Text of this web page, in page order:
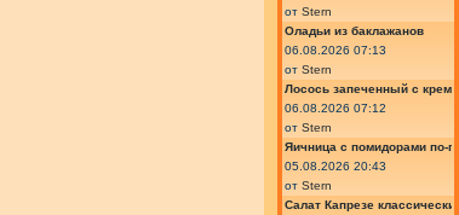
от Stern
Оладьи из баклажанов
06.08.2026 07:13
от Stern
Лосось запеченный с
06.08.2026 07:12
от Stern
Яичница с помидорами по-
05.08.2026 20:43
от Stern
Салат Капрезе